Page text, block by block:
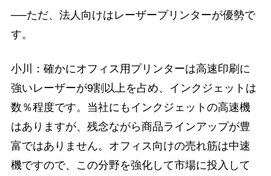
──ただ、法人向けはレーザープリンターが優勢で
す。
小川：確かにオフィス用プリンターは高速印刷に
強いレーザーが9割以上を占め、インクジェットは
数％程度です。当社にもインクジェットの高速機
はありますが、残念ながら商品ラインアップが豊
富ではありません。オフィス向けの売れ筋は中速
機ですので、この分野を強化して市場に投入して